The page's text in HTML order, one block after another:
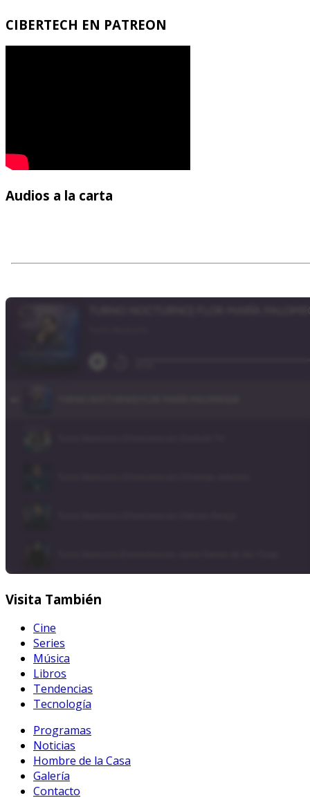
CIBERTECH EN PATREON
Audios a la carta
Visita También
Cine
Series
Música
Libros
Tendencias
Tecnología
Programas
Noticias
Hombre de la Casa
Galería
Contacto